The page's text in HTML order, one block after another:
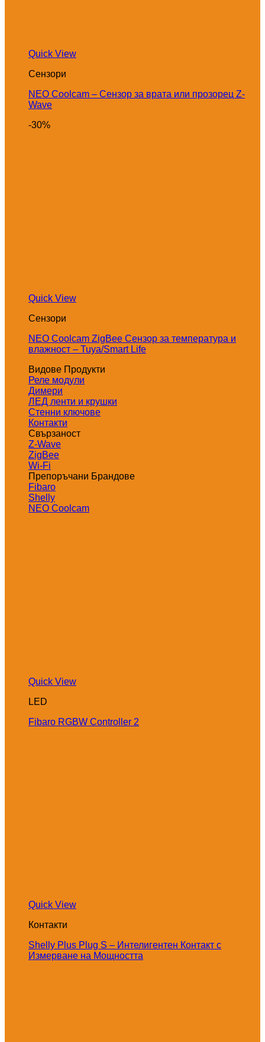
Quick View
Сензори
NEO Coolcam – Сензор за врата или прозорец Z-
Wave
-30%
Quick View
Сензори
NEO Coolcam ZigBee Сензор за температура и
влажност – Tuya/Smart Life
Видове Продукти
Реле модули
Димери
ЛЕД ленти и крушки
Стенни ключове
Контакти
Свързаност
Z-Wave
ZigBee
Wi-Fi
Препоръчани Брандове
Fibaro
Shelly
NEO Coolcam
Quick View
LED
Fibaro RGBW Controller 2
Quick View
Контакти
Shelly Plus Plug S – Интелигентен Контакт с
Измерване на Мощността